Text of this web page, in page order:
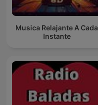
Musica Relajante A Cada
Instante